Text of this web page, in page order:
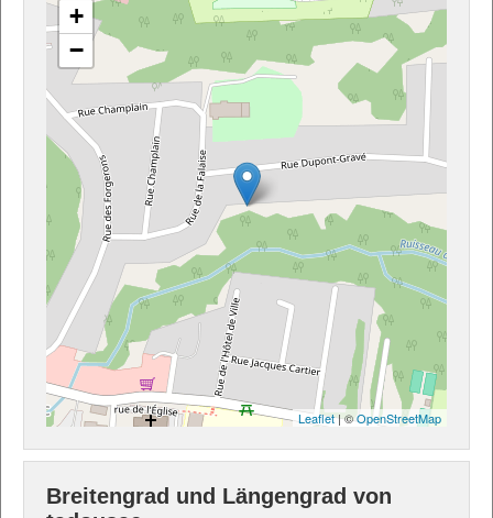
+
−
Leaflet| ©OpenStreetMap
Breitengrad und Längengrad von